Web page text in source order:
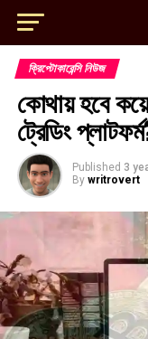
ক্রিপ্টোকারেন্সি নিউজ
কোথায় হবে
ট্রেডিং
Published 3
By writrovert